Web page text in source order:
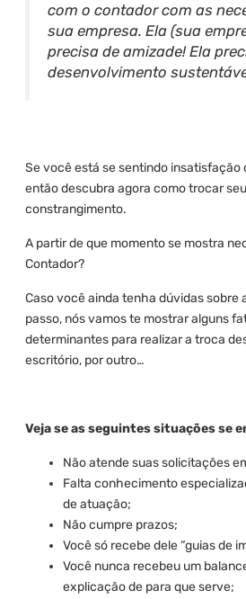
com o contador com as
sua empresa. Ela (sua
precisa de amizade! Ela
desenvolvimento
Se você está se sentindo insatisfação
então descubra agora como trocar
constrangimento.
A partir de que momento se mostra
Contador?
Caso você ainda tenha dúvidas sobre
passo, nós vamos te mostrar alguns
determinantes para realizar a troca
escritório, por outro…
Veja se as seguintes situações se
Não atende suas solicitações
Falta conhecimento
de atuação;
Não cumpre prazos;
Você só recebe dele “guias de
Você nunca recebeu um
explicação de para que serve;